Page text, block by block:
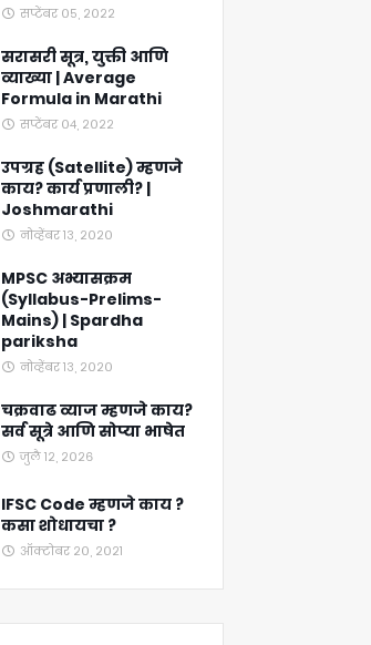
सप्टेंबर ०५, २०२२
सरासरी सूत्र, युक्ती आणि
व्याख्या | Average
Formula in Marathi
सप्टेंबर ०४, २०२२
उपग्रह (Satellite) म्हणजे
काय? कार्य प्रणाली? |
Joshmarathi
नोव्हेंबर १३, २०२०
MPSC अभ्यासक्रम
(Syllabus-Prelims-
Mains) | Spardha
pariksha
नोव्हेंबर १३, २०२०
चक्रवाढ व्याज म्हणजे काय?
सर्व सूत्रे आणि सोप्या भाषेत
जुलै १२, २०२६
IFSC Code म्हणजे काय ?
कसा शोधायचा ?
ऑक्टोबर २०, २०२१